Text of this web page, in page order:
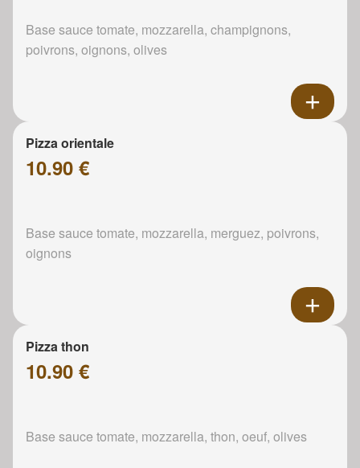
Base sauce tomate, mozzarella, champignons,
poivrons, oignons, olives
Pizza orientale
10.90 €
Base sauce tomate, mozzarella, merguez, poivrons,
oignons
Pizza thon
10.90 €
Base sauce tomate, mozzarella, thon, oeuf, olives